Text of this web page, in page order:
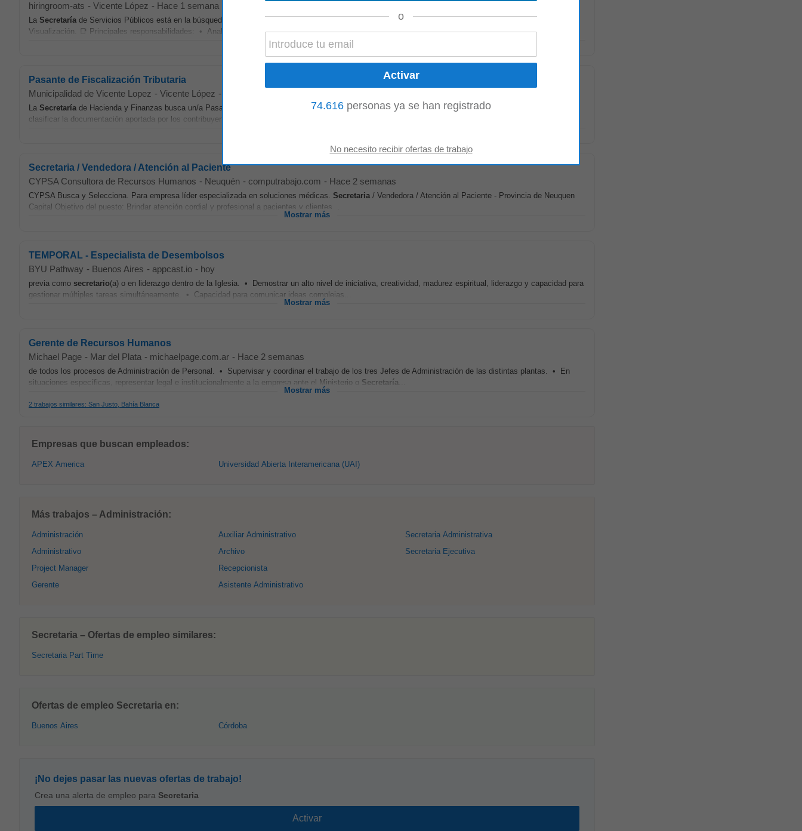
hiringroom-ats - Vicente López - Hace 1 semana
La Secretaría de Servicios Públicos está en la búsqueda de un/a "Administrativo/a de Datos" para sumar a su equipo de trabajo en la Dirección de Auditoría y
Visualización. 📑 Principales responsabilidades: • Analizar datos de auditoría interna...
Mostrar más
Pasante de Fiscalización Tributaria
Municipalidad de Vicente Lopez - Vicente López -
La Secretaría de Hacienda y Finanzas busca un/a Pasante para sumar a su equipo de la Dirección de Fiscalización Tributaria. Tareas a realizar Relevar y
clasificar la documentación aportada por los contribuyentes en el transcurso...
Secretaria / Vendedora / Atención al Paciente
CYPSA Consultora de Recursos Humanos - Neuquén - computrabajo.com - Hace 2 semanas
CYPSA Busca y Selecciona. Para empresa líder especializada en soluciones médicas. Secretaria / Vendedora / Atención al Paciente - Provincia de Neuquen
Capital Objetivo del puesto: Brindar atención cordial y profesional a pacientes y clientes...
Mostrar más
TEMPORAL - Especialista de Desembolsos
BYU Pathway - Buenos Aires - appcast.io - hoy
previa como secretario(a) o en liderazgo dentro de la Iglesia. • Demostrar un alto nivel de iniciativa, creatividad, madurez espiritual, liderazgo y capacidad para
gestionar múltiples tareas simultáneamente. • Capacidad para comunicar ideas complejas...
Mostrar más
Gerente de Recursos Humanos
Michael Page - Mar del Plata - michaelpage.com.ar - Hace 2 semanas
de todos los procesos de Administración de Personal. • Supervisar y coordinar el trabajo de los tres Jefes de Administración de las distintas plantas. • En
situaciones específicas, representar legal e institucionalmente a la empresa ante el Ministerio o Secretaría
Mostrar más
2 trabajos similares: San Justo, Bahía Blanca
Empresas que buscan empleados:
APEX America Universidad Abierta Interamericana (UAI)
Más trabajos – Administración:
Administración
Administrativo
Project Manager
Gerente
Auxiliar Administrativo
Archivo
Recepcionista
Asistente Administrativo
Secretaria Administrativa
Secretaria Ejecutiva
Secretaria – Ofertas de empleo similares:
Secretaria Part Time
Ofertas de empleo Secretaria en:
Buenos Aires Córdoba
¡No dejes pasar las nuevas ofertas de trabajo!
Crea una alerta de empleo para Secretaria
o
74.616 personas ya se han registrado